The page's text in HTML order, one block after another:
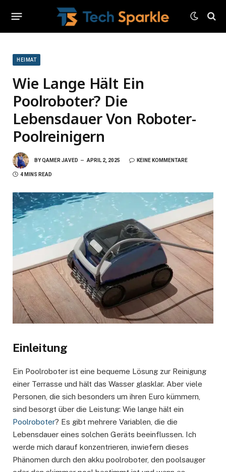
HEIMAT
Wie Lange Hält Ein
Poolroboter? Die
Lebensdauer Von Roboter-
Poolreinigern
BYQAMER JAVED APRIL 2, 2025 KEINE KOMMENTARE
4 MINS READ
Einleitung
Ein Poolroboter ist eine bequeme Lösung zur Reinigung
einer Terrasse und hält das Wasser glasklar. Aber viele
Personen, die sich besonders um ihren Euro kümmern,
sind besorgt über die Leistung: Wie lange hält ein
Poolroboter? Es gibt mehrere Variablen, die die
Lebensdauer eines solchen Geräts beeinflussen. Ich
werde mich darauf konzentrieren, inwiefern dieses
Phänomen durch den akku poolroboter, den poolsauger